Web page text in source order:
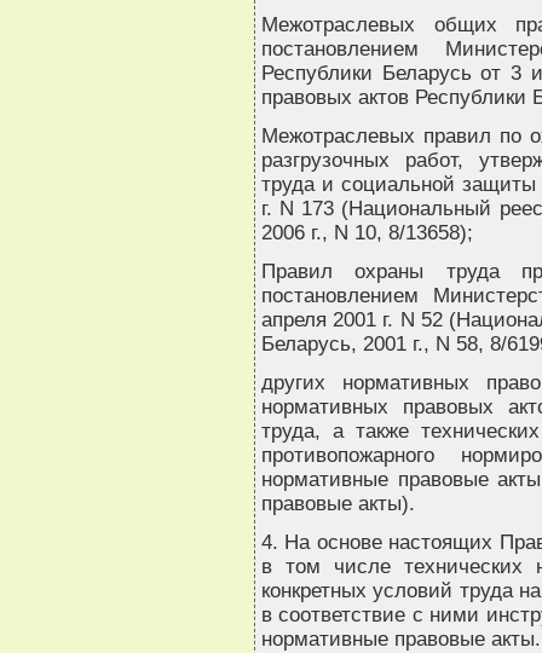
Межотраслевых общих
постановлением
Республики Беларусь от 3
правовых актов Республики
Межотраслевых правил по
разгрузочных работ,
труда и социальной защиты
г. N 173 (Национальный
2006 г., N 10, 8/13658);
Правил охраны труда
постановлением
апреля 2001 г. N 52
Беларусь, 2001 г., N 58, 8/
других нормативных
нормативных правовых
труда, а также
противопожарного
нормативные правовые
правовые акты).
4. На основе настоящих
в том числе технических
конкретных условий труда
в соответствие с ними
нормативные правовые акты.